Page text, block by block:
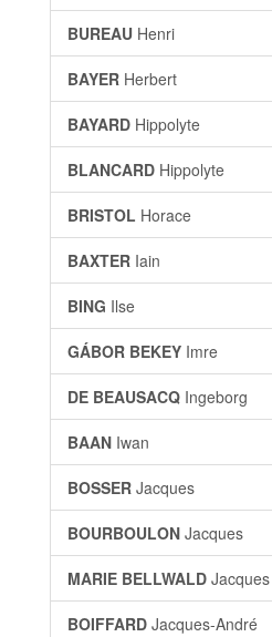
BUREAU Henri
BAYER Herbert
BAYARD Hippolyte
BLANCARD Hippolyte
BRISTOL Horace
BAXTER Iain
BING Ilse
GÁBOR BEKEY Imre
DE BEAUSACQ Ingeborg
BAAN Iwan
BOSSER Jacques
BOURBOULON Jacques
MARIE BELLWALD Jacques
BOIFFARD Jacques-André